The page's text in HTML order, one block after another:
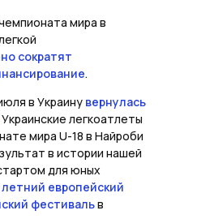
мира в
сократят
.
в Украину вернулась
Украинские легкоатлеты
мира U-18 в Найроби
в истории нашей
для юных
летний европейский
фестивальв